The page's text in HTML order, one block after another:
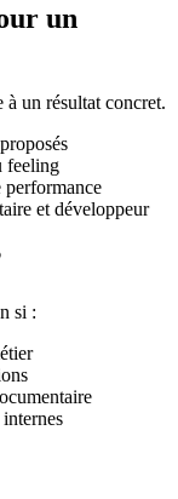
un
à un résultat concret.
feeling
performance
et développeur
si :